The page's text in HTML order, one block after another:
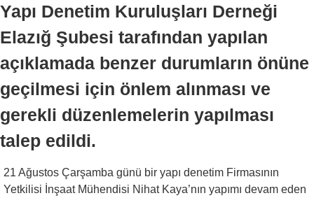
Yapı Denetim Kuruluşları Derneği
Elazığ Şubesi tarafından yapılan
açıklamada benzer durumların önüne
geçilmesi için önlem alınması ve
gerekli düzenlemelerin yapılması
talep edildi.
21 Ağustos Çarşamba günü bir yapı denetim Firmasının
Yetkilisi İnşaat Mühendisi Nihat Kaya’nın yapımı devam eden